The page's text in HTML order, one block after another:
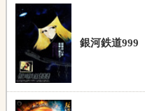
銀河鉄道999